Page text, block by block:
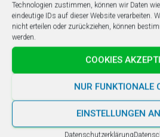
Technologien zustimmen, können wir Daten
eindeutige IDs auf dieser Website verarbeiten.
nicht erteilen oder zurückziehen, können
werden.
COOKIES
NUR FUNKTIONALE
EINSTELLUNGEN
Datenschutzerklärung
Pachtzahlungen gut, allerdings hat
auch am sozialen Gefüge der
sind 28 Jahre keine Ewigkeit und
Pachtverträge für das
bei den heutigen Klimaschäden
in Pavagada.